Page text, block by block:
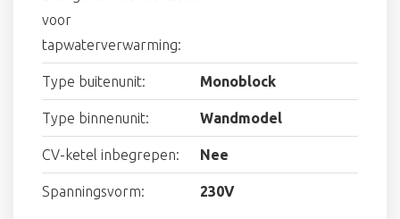
voor
tapwaterverwarming:
Type buitenunit: Monoblock
Type binnenunit: Wandmodel
CV-ketel inbegrepen: Nee
Spanningsvorm: 230V